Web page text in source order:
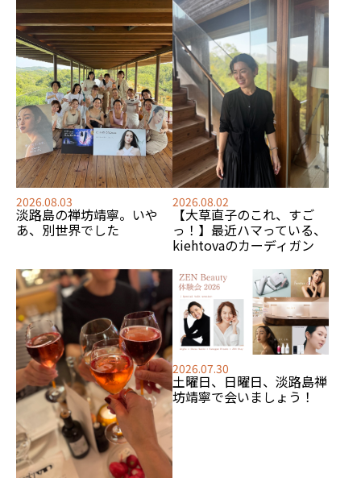
2026.08.03
淡路島の禅坊靖寧。いや
あ、別世界でした
2026.08.02
【大草直子のこれ、すご
っ！】最近ハマっている、
kiehtovaのカーディガン
2026.07.30
土曜日、日曜日、淡路島禅
坊靖寧で会いましょう！